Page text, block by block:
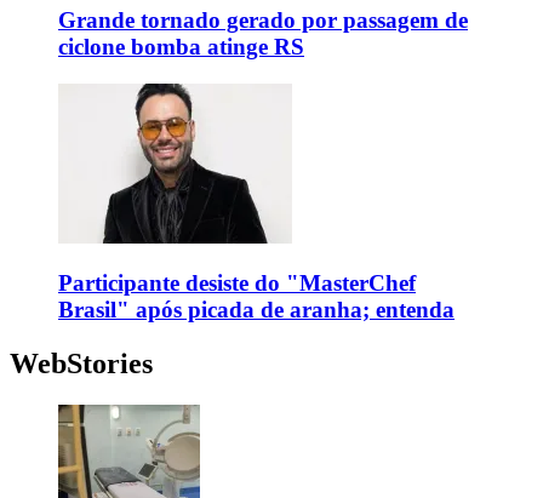
Grande tornado gerado por passagem de
ciclone bomba atinge RS
Participante desiste do "MasterChef
Brasil" após picada de aranha; entenda
WebStories